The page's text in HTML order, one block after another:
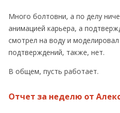
Много болтовни, а по делу
анимацией карьера, а
смотрел на воду и моделировал
подтверждений, также, нет.
В общем, пусть работает.
Отчет за неделю от